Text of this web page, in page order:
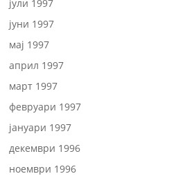
јули 1997
јуни 1997
мај 1997
април 1997
март 1997
февруари 1997
јануари 1997
декември 1996
ноември 1996